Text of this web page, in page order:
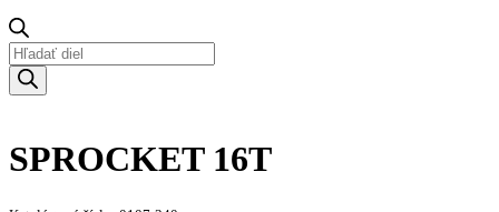
Products
search
SPROCKET 16T